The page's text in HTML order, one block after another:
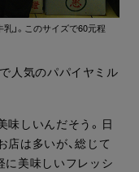
」。このサイズで60元程
人気のパパイヤミル
味しいんだそう。日
は多いが、総じて
美味しいフレッシ